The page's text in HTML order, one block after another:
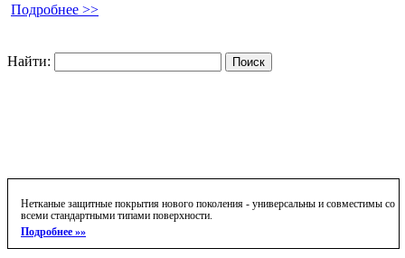
Подробнее >>
Найти:
Нетканые защитные покрытия нового поколения - универсальны и совместимы со
всеми стандартными типами поверхности.
Подробнее »»